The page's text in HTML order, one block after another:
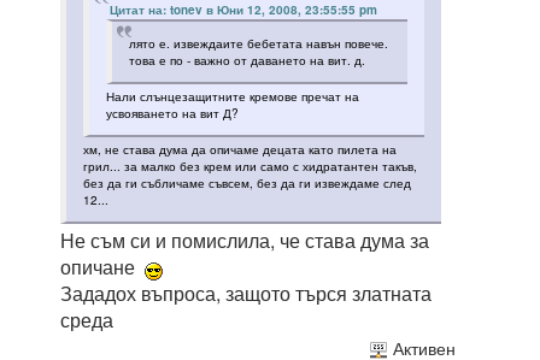
Цитат на: tonev в Юни 12, 2008, 23:55:55 pm
лято е. извеждаите бебетата навън повече.
това е по - важно от даването на вит. д.
Нали слънцезащитните кремове пречат на
усвояването на вит Д?
хм, не става дума да опичаме децата като пилета на
грил... за малко без крем или само с хидратантен такъв,
без да ги събличаме съвсем, без да ги извеждаме след
12...
Не съм си и помислила, че става дума за
опичане
Зададох въпроса, защото търся златната
среда
Активен